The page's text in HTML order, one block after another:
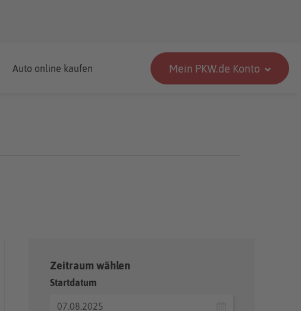
Auto online kaufen Mein PKW.de Konto
Zeitraum wählen
Startdatum